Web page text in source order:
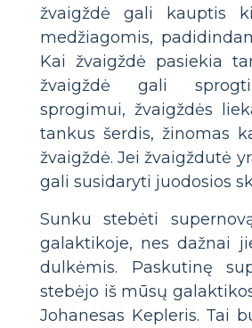
žvaigždė gali kauptis
medžiagomis,
Kai žvaigždė pasiekia
žvaigždė gali
sprogimui, žvaigždės
tankus šerdis, žinomas
žvaigždė. Jei žvaigždutė
gali susidaryti juodosios
Sunku stebėti
galaktikoje, nes dažnai
dulkėmis. Paskutinę
stebėjo iš mūsų
Johanesas Kepleris. Tai